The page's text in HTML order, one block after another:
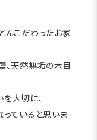
んこだわったお家
天然無垢の木目
大切に、
っていると思いま